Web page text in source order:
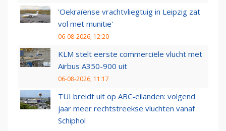
'Oekraïense vrachtvliegtuig in Leipzig zat
vol met munitie'
06-08-2026, 12:20
KLM stelt eerste commerciële vlucht met
Airbus A350-900 uit
06-08-2026, 11:17
TUI breidt uit op ABC-eilanden: volgend
jaar meer rechtstreekse vluchten vanaf
Schiphol